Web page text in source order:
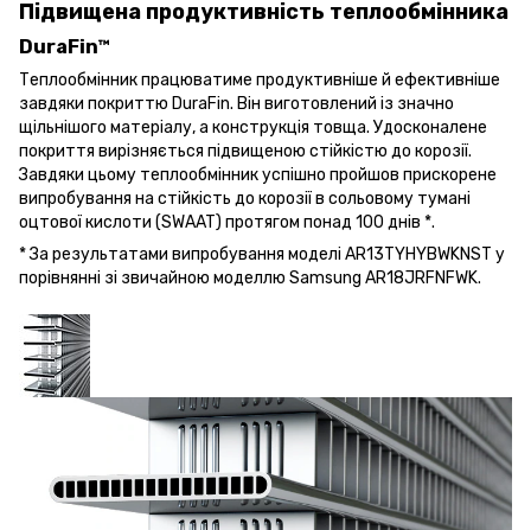
Підвищена продуктивність теплообмінника
DuraFin™
Теплообмінник працюватиме продуктивніше й ефективніше
завдяки покриттю DuraFin. Він виготовлений із значно
щільнішого матеріалу, а конструкція товща. Удосконалене
покриття вирізняється підвищеною стійкістю до корозії.
Завдяки цьому теплообмінник успішно пройшов прискорене
випробування на стійкість до корозії в сольовому тумані
оцтової кислоти (SWAAT) протягом понад 100 днів *.
* За результатами випробування моделі AR13TYHYBWKNST у
порівнянні зі звичайною моделлю Samsung AR18JRFNFWK.